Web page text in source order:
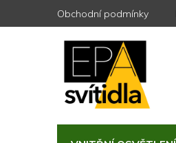
Obchodní podmínky